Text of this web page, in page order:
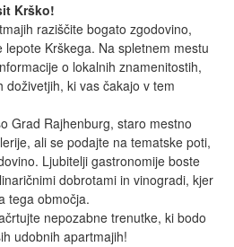
Krško!
raziščite bogato zgodovino,
Krškega. Na spletnem mestu
o lokalnih znamenitostih,
ki vas čakajo v tem
Grad Rajhenburg, staro mestno
ali se podajte na tematske poti,
Ljubitelji gastronomije boste
dobrotami in vinogradi, kjer
tega območja.
nepozabne trenutke, ki bodo
udobnih apartmajih!